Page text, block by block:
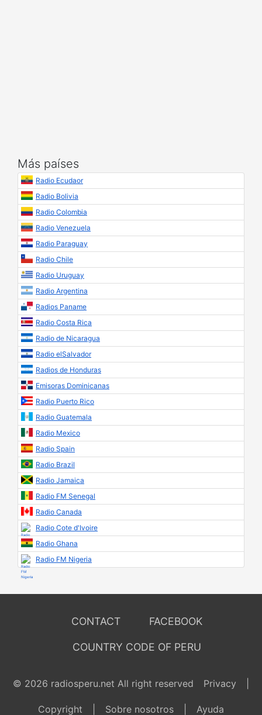
Más países
Radio Ecudaor
Radio Bolivia
Radio Colombia
Radio Venezuela
Radio Paraguay
Radio Chile
Radio Uruguay
Radio Argentina
Radios Paname
Radio Costa Rica
Radio de Nicaragua
Radio elSalvador
Radios de Honduras
Emisoras Dominicanas
Radio Puerto Rico
Radio Guatemala
Radio Mexico
Radio Spain
Radio Brazil
Radio Jamaica
Radio FM Senegal
Radio Canada
Radio Cote d'Ivoire
Radio Ghana
Radio FM Nigeria
CONTACT FACEBOOK
COUNTRY CODE OF PERU
© 2026 radiosperu.net All right reserved Privacy
Copyright Sobre nosotros Ayuda